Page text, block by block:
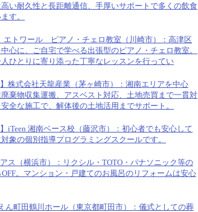
い耐久性と長距離通信、手厚いサポートで多くの飲食
す。
エトワール ピアノ・チェロ教室（川崎市）：高津区
心に、ご自宅で学べる出張型のピアノ・チェロ教室。
ひとりに寄り添った丁寧なレッスンを行ってい
】株式会社天龍産業（茅ヶ崎市）：湘南エリアを中心
棄物収集運搬、アスベスト対応、土地売買まで一貫対
全な施工で、解体後の土地活用までサポート。
】iTeen 湘南ベース校（藤沢市）：初心者でも安心して
象の個別指導プログラミングスクールです。
ス（横浜市）：リクシル・TOTO・パナソニック等の
。マンション・戸建てのお風呂のリフォームは安心
ん町田鶴川ホール（東京都町田市）：儀式としての葬